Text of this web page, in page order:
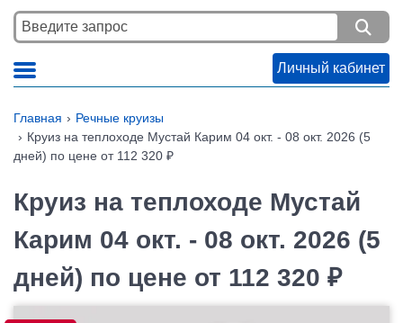
Личный кабинет
Главная
Речные круизы
Круиз на теплоходе Мустай Карим 04 окт. - 08 окт. 2026 (5
дней) по цене от 112 320 ₽
Круиз на теплоходе Мустай
Карим 04 окт. - 08 окт. 2026 (5
дней) по цене от 112 320 ₽